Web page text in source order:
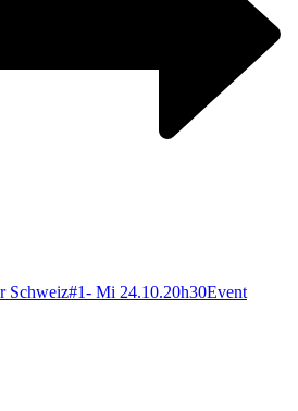
Schweiz#1- Mi 24.10.20h30Event